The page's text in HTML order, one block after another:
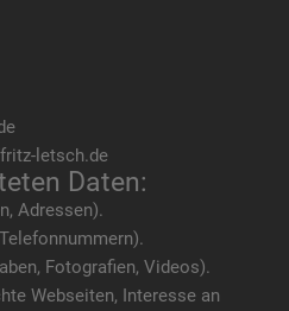
letsch.de
Daten:
Adressen).
Fotografien, Videos).
Webseiten, Interesse an